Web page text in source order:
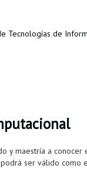
Tecnologías de
y maestría a conocer
ser válido como